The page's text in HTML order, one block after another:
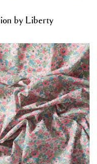
by Liberty